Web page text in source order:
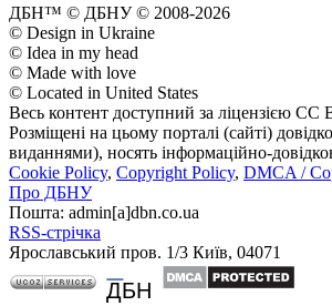
ДБН™ © ДБНУ © 2008-2026
© Design in Ukraine
© Idea in my head
© Made with love
© Located in United States
Весь контент доступний за ліцензією CC
Розміщені на цьому порталі (сайті)
виданнями), носять інформаційно-
Cookie Policy, Copyright Policy, DMCA /
Про ДБНУ
Пошта: admin[а]dbn.co.ua
RSS-стрічка
Ярославський пров. 1/3 Київ, 04071